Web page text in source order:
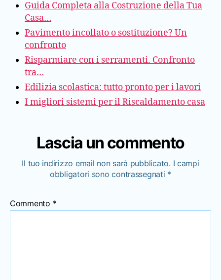
Guida Completa alla Costruzione della Tua
Casa…
Pavimento incollato o sostituzione? Un
confronto
Risparmiare con i serramenti. Confronto
tra…
Edilizia scolastica: tutto pronto per i lavori
I migliori sistemi per il Riscaldamento casa
Lascia un commento
Il tuo indirizzo email non sarà pubblicato. I campi
obbligatori sono contrassegnati *
Commento *